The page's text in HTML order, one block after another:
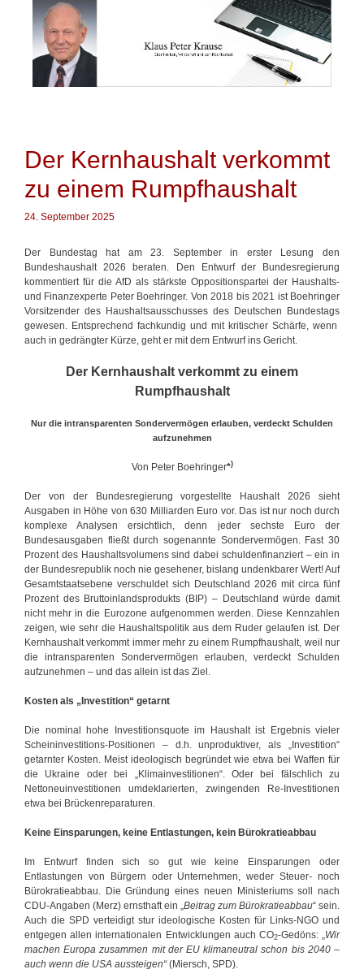
Der Kernhaushalt verkommt
zu einem Rumpfhaushalt
24. September 2025
Der Bundestag hat am 23. September in erster Lesung den
Bundeshaushalt 2026 beraten. Den Entwurf der Bundesregierung
kommentiert für die AfD als stärkste Oppositionspartei der Haushalts-
und Finanzexperte Peter Boehringer. Von 2018 bis 2021 ist Boehringer
Vorsitzender des Haushaltsausschusses des Deutschen Bundestags
gewesen. Entsprechend fachkundig und mit kritischer Schärfe, wenn
auch in gedrängter Kürze, geht er mit dem Entwurf ins Gericht.
Der Kernhaushalt verkommt zu einem
Rumpfhaushalt
Nur die intransparenten Sondervermögen erlauben, verdeckt Schulden
aufzunehmen
Von Peter Boehringer*)
Der von der Bundesregierung vorgestellte Haushalt 2026 sieht
Ausgaben in Höhe von 630 Milliarden Euro vor. Das ist nur noch durch
komplexe Analysen ersichtlich, denn jeder sechste Euro der
Bundesausgaben fließt durch sogenannte Sondervermögen. Fast 30
Prozent des Haushaltsvolumens sind dabei schuldenfinanziert – ein in
der Bundesrepublik noch nie gesehener, bislang undenkbarer Wert! Auf
Gesamtstaatsebene verschuldet sich Deutschland 2026 mit circa fünf
Prozent des Bruttoinlandsprodukts (BIP) – Deutschland würde damit
nicht mehr in die Eurozone aufgenommen werden. Diese Kennzahlen
zeigen, wie sehr die Haushaltspolitik aus dem Ruder gelaufen ist. Der
Kernhaushalt verkommt immer mehr zu einem Rumpfhaushalt, weil nur
die intransparenten Sondervermögen erlauben, verdeckt Schulden
aufzunehmen – und das allein ist das Ziel.
Kosten als „Investition“ getarnt
Die nominal hohe Investitionsquote im Haushalt ist Ergebnis vieler
Scheininvestitions-Positionen – d.h. unproduktiver, als „Investition“
getarnter Kosten. Meist ideologisch begründet wie etwa bei Waffen für
die Ukraine oder bei „Klimainvestitionen“. Oder bei fälschlich zu
Nettoneuinvestitionen umdeklarierten, zwingenden Re-Investitionen
etwa bei Brückenreparaturen.
Keine Einsparungen, keine Entlastungen, kein Bürokratieabbau
Im Entwurf finden sich so gut wie keine Einsparungen oder
Entlastungen von Bürgern oder Unternehmen, weder Steuer- noch
Bürokratieabbau. Die Gründung eines neuen Ministeriums soll nach
CDU-Angaben (Merz) ernsthaft ein „Beitrag zum Bürokratieabbau“ sein.
Auch die SPD verteidigt stur ideologische Kosten für Links-NGO und
entgegen allen internationalen Entwicklungen auch CO2-Gedöns: „Wir
machen Europa zusammen mit der EU klimaneutral schon bis 2040 –
auch wenn die USA aussteigen“(Miersch, SPD).